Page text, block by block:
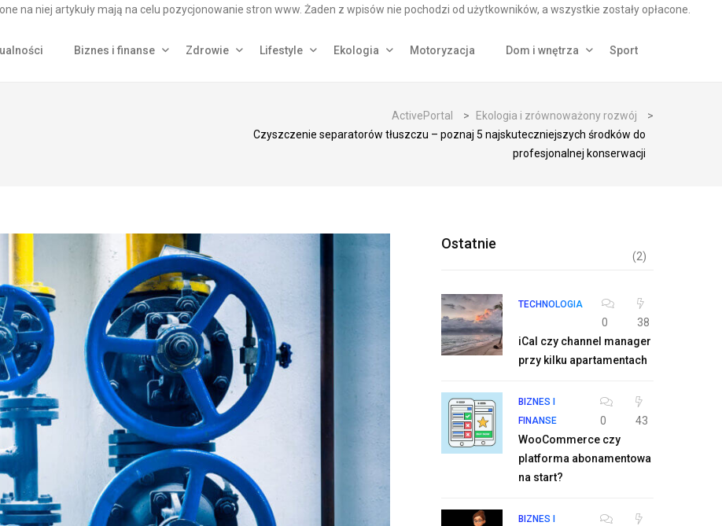
na niej artykuły mają na celu pozycjonowanie stron www. Żaden z wpisów nie pochodzi od użytkowników, a wszystkie zostały opłacone.
Biznes i finanse Zdrowie Lifestyle Ekologia Motoryzacja Dom i wnętrza Sport
ActivePortal > Ekologia i zrównoważony rozwój
>
Czyszczenie separatorów tłuszczu – poznaj 5 najskuteczniejszych środków do
profesjonalnej konserwacji
Ostatnie
TECHNOLOGIA
0
38
iCal czy channel manager
przy kilku apartamentach
BIZNES I
FINANSE
0
43
WooCommerce czy
platforma abonamentowa
na start?
BIZNES I
(2)